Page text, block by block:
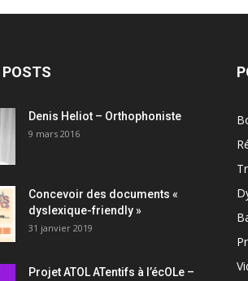
POSTS
Denis Heliot – Orthophoniste
9 mars 2016
Concevoir des documents «
dyslexique-friendly »
31 janvier 2019
Projet ATOL ATentifs à l’écOLe –